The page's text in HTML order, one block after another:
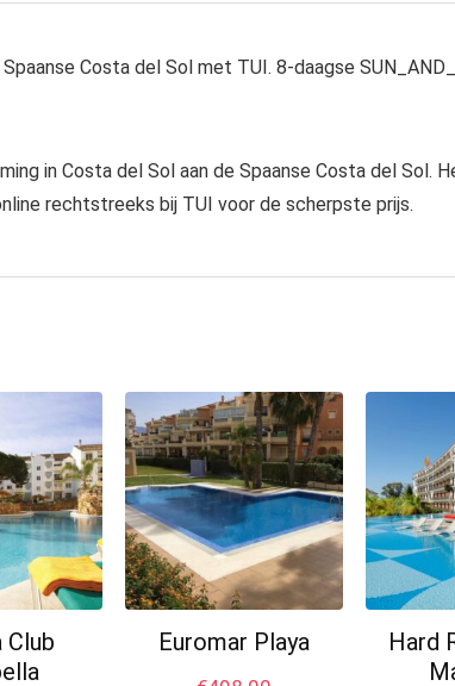
Costa del Sol met TUI. 8-daagse
in Costa del Sol aan de Spaanse Costa del Sol.
rechtstreeks bij TUI voor de scherpste prijs.
Club
Euromar Playa
Hard